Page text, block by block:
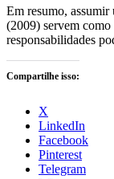
Em resumo, assumir
(2009) servem
responsabilidades
Compartilhe isso:
X
LinkedIn
Facebook
Pinterest
Telegram